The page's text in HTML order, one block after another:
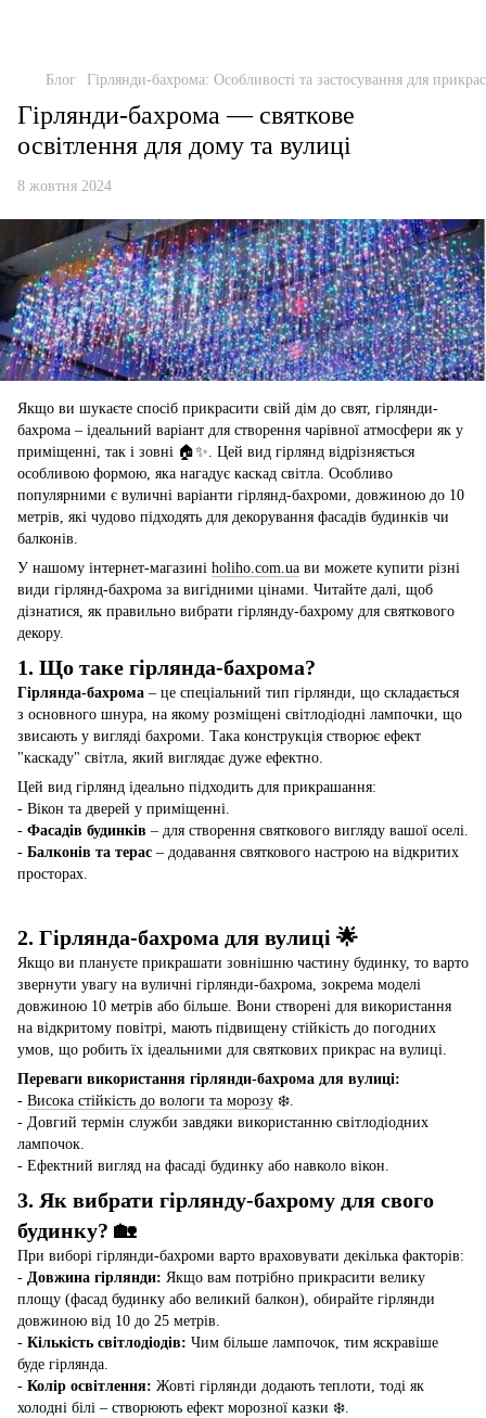
Блог Гірлянди-бахрома: Особливості та застосування для
Гірлянди-бахрома — святкове
освітлення для дому та вулиці
8 жовтня 2024
Якщо ви шукаєте спосіб прикрасити свій дім до свят, гірлянди-
бахрома – ідеальний варіант для створення чарівної атмосфери як у
приміщенні, так і зовні 🏠✨. Цей вид гірлянд відрізняється
особливою формою, яка нагадує каскад світла. Особливо
популярними є вуличні варіанти гірлянд-бахроми, довжиною до 10
метрів, які чудово підходять для декорування фасадів будинків чи
балконів.
У нашому інтернет-магазині holiho.com.ua ви можете купити різні
види гірлянд-бахрома за вигідними цінами. Читайте далі, щоб
дізнатися, як правильно вибрати гірлянду-бахрому для святкового
декору.
1. Що таке гірлянда-бахрома?
Гірлянда-бахрома – це спеціальний тип гірлянди, що складається
з основного шнура, на якому розміщені світлодіодні лампочки, що
звисають у вигляді бахроми. Така конструкція створює ефект
"каскаду" світла, який виглядає дуже ефектно.
Цей вид гірлянд ідеально підходить для прикрашання:
- Вікон та дверей у приміщенні.
- Фасадів будинків – для створення святкового вигляду вашої оселі.
- Балконів та терас – додавання святкового настрою на відкритих
просторах.
2. Гірлянда-бахрома для вулиці 🌟
Якщо ви плануєте прикрашати зовнішню частину будинку, то варто
звернути увагу на вуличні гірлянди-бахрома, зокрема моделі
довжиною 10 метрів або більше. Вони створені для використання
на відкритому повітрі, мають підвищену стійкість до погодних
умов, що робить їх ідеальними для святкових прикрас на вулиці.
Переваги використання гірлянди-бахрома для вулиці:
- Висока стійкість до вологи та морозу ❄️.
- Довгий термін служби завдяки використанню світлодіодних
лампочок.
- Ефектний вигляд на фасаді будинку або навколо вікон.
3. Як вибрати гірлянду-бахрому для свого
будинку? 🏡
При виборі гірлянди-бахроми варто враховувати декілька факторів:
- Довжина гірлянди: Якщо вам потрібно прикрасити велику
площу (фасад будинку або великий балкон), обирайте гірлянди
довжиною від 10 до 25 метрів.
- Кількість світлодіодів: Чим більше лампочок, тим яскравіше
буде гірлянда.
- Колір освітлення: Жовті гірлянди додають теплоти, тоді як
холодні білі – створюють ефект морозної казки ❄️.